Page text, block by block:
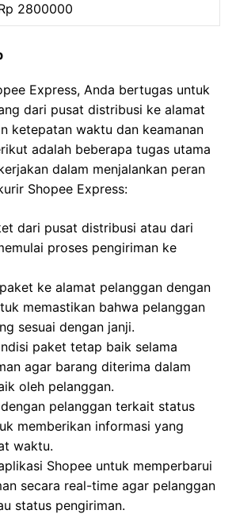
2800000
Express, Anda bertugas untuk
dari pusat distribusi ke alamat
ketepatan waktu dan keamanan
adalah beberapa tugas utama
dalam menjalankan peran
Shopee Express:
dari pusat distribusi atau dari
proses pengiriman ke
ke alamat pelanggan dengan
memastikan bahwa pelanggan
sesuai dengan janji.
paket tetap baik selama
agar barang diterima dalam
oleh pelanggan.
pelanggan terkait status
memberikan informasi yang
waktu.
Shopee untuk memperbarui
secara real-time agar pelanggan
status pengiriman.